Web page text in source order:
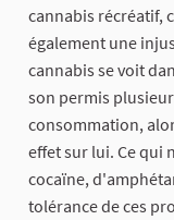
cannabis récréatif,
également une
cannabis se voit
son permis
consommation,
effet sur lui. Ce qui
cocaïne,
tolérance de ces